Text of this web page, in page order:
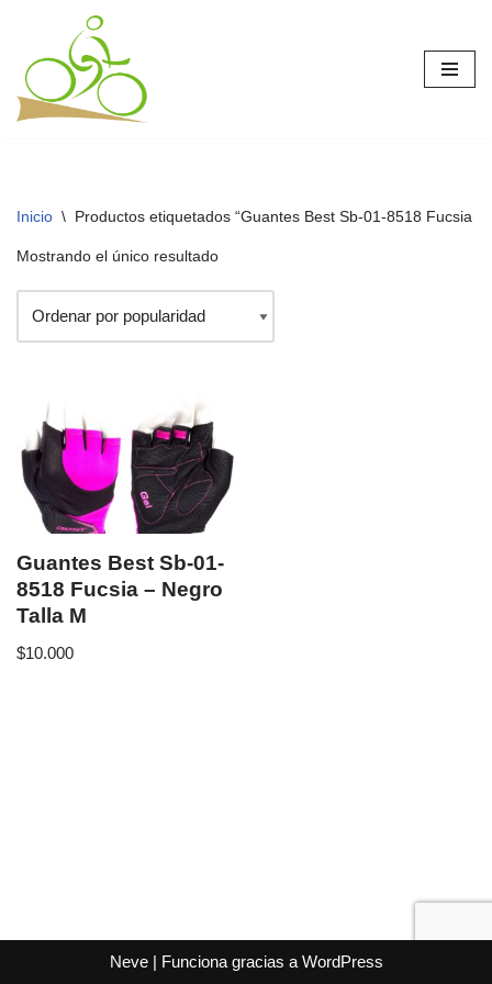
Saltar
al
contenido
Inicio \ Productos etiquetados “Guantes Best Sb-01-8518 Fucsia -
Mostrando el único resultado
Guantes Best Sb-01-
8518 Fucsia – Negro
Talla M
$10.000
Neve| Funciona gracias a WordPress